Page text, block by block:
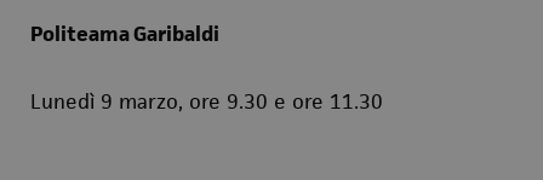
Politeama Garibaldi
Lunedì 9 marzo, ore 9.30 e ore 11.30